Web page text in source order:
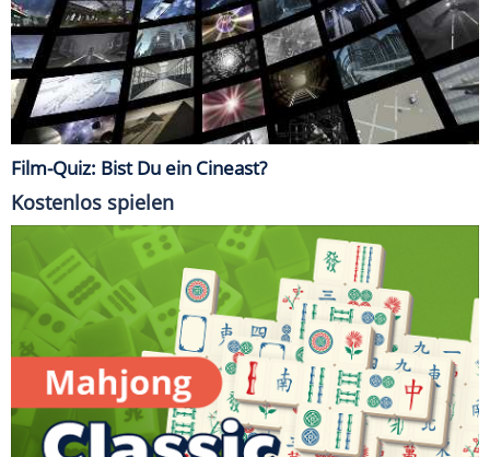
Film-Quiz: Bist Du ein Cineast?
Kostenlos spielen